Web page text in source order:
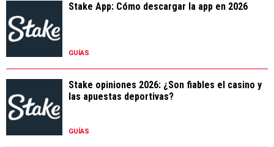
Stake App: Cómo descargar la app en 2026
GUÍAS
Stake opiniones 2026: ¿Son fiables el casino y
las apuestas deportivas?
GUÍAS